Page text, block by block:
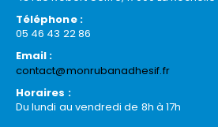
Téléphone :
05 46 43 22 86
Email :
contact@monrubanadhesif.fr
Horaires :
Du lundi au vendredi de 8h à 17h